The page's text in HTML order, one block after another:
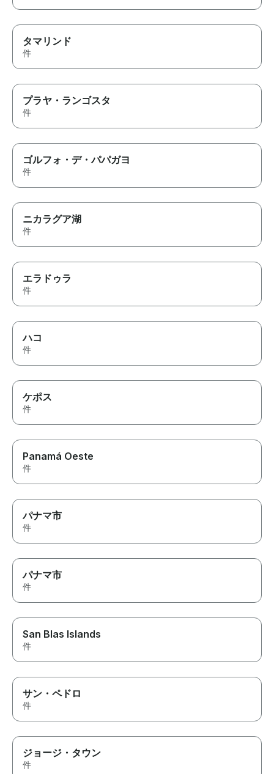
タマリンド
件
プラヤ・ランゴスタ
件
ゴルフォ・デ・パパガヨ
件
ニカラグア湖
件
エラドゥラ
件
ハコ
件
ケポス
件
Panamá Oeste
件
パナマ市
件
パナマ市
件
San Blas Islands
件
サン・ペドロ
件
ジョージ・タウン
件